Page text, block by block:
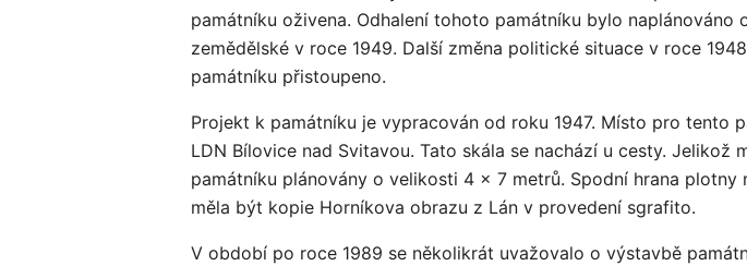
památníku oživena. Odhalení tohoto památníku bylo
zemědělské v roce 1949. Další změna politické situace v roce
památníku přistoupeno.
Projekt k památníku je vypracován od roku 1947. Místo pro tento
LDN Bílovice nad Svitavou. Tato skála se nachází u cesty.
památníku plánovány o velikosti 4 x 7 metrů. Spodní hrana
měla být kopie Horníkova obrazu z Lán v provedení sgrafito.
V období po roce 1989 se několikrát uvažovalo o výstavbě